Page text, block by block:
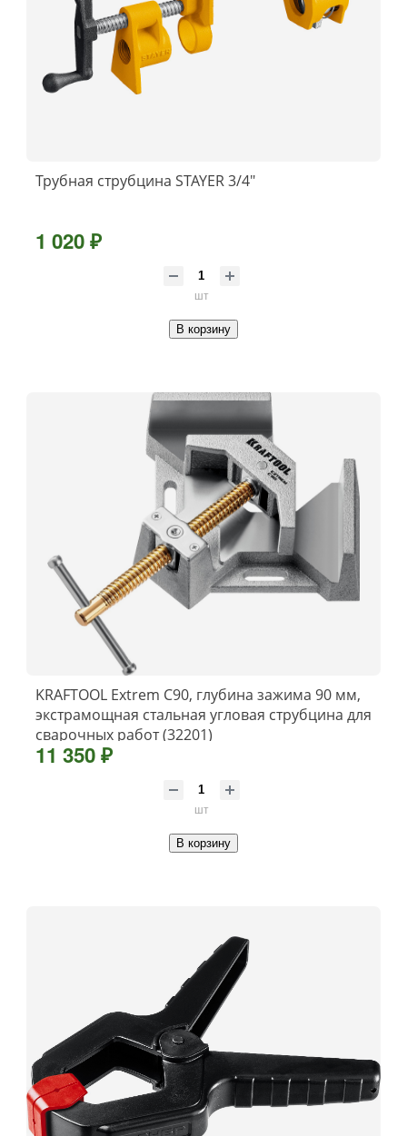
Трубная струбцина STAYER 3/4″
1 020 ₽
шт
В корзину
KRAFTOOL Extrem C90, глубина зажима 90 мм,
экстрамощная стальная угловая струбцина для
сварочных работ (32201)
11 350 ₽
шт
В корзину